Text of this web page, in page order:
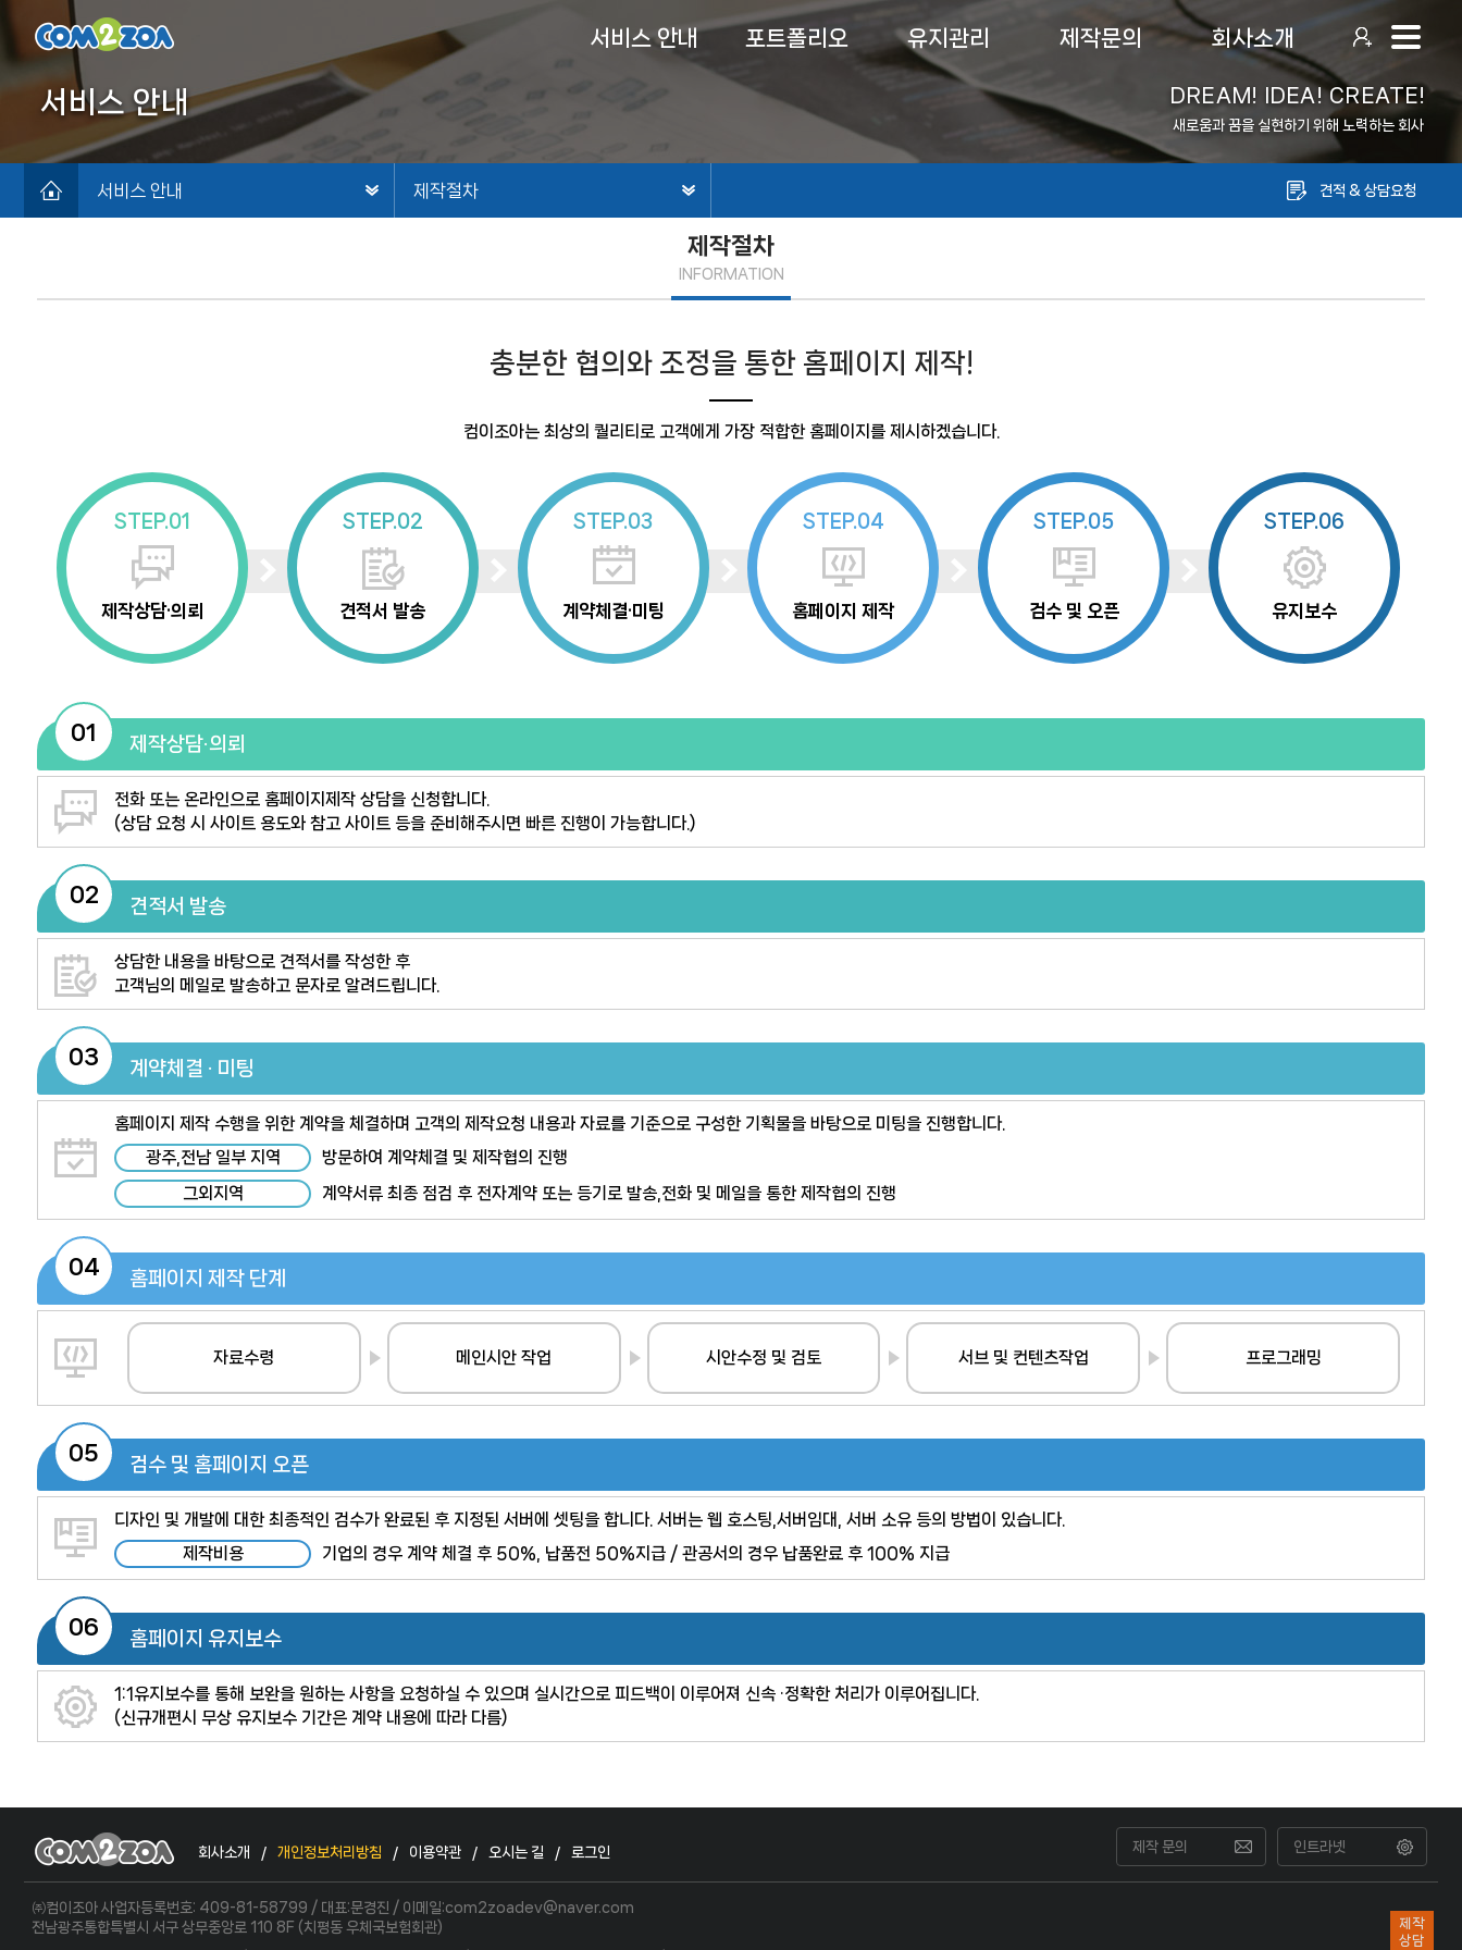
서비스 안내 포트폴리오 유지관리 제작문의 회사소개
DREAM! IDEA! CREATE!
새로움과 꿈을 실현하기 위해 노력하는 회사
서비스 안내
서비스 안내 제작절차 견적 & 상담요청
제작절차
INFORMATION
충분한 협의와 조정을 통한 홈페이지 제작!
컴이조아는 최상의 퀄리티로 고객에게 가장 적합한 홈페이지를 제시하겠습니다.
STEP.01
제작상담·의뢰
STEP.02
견적서 발송
STEP.03
계약체결·미팅
STEP.04
홈페이지 제작
STEP.05
검수 및 오픈
STEP.06
유지보수
01 제작상담·의뢰
전화 또는 온라인으로 홈페이지제작 상담을 신청합니다.
(상담 요청 시 사이트 용도와 참고 사이트 등을 준비해주시면 빠른 진행이 가능합니다.)
02 견적서 발송
상담한 내용을 바탕으로 견적서를 작성한 후
고객님의 메일로 발송하고 문자로 알려드립니다.
03 계약체결 · 미팅
홈페이지 제작 수행을 위한 계약을 체결하며 고객의 제작요청 내용과 자료를 기준으로 구성한 기획물을 바탕으로 미팅을 진행합니다.
광주,전남 일부 지역
방문하여 계약체결 및 제작협의 진행
그외지역
계약서류 최종 점검 후 전자계약 또는 등기로 발송,전화 및 메일을 통한 제작협의 진행
04 홈페이지 제작 단계
자료수령 메인시안 작업 시안수정 및 검토 서브 및 컨텐츠작업 프로그래밍
05 검수 및 홈페이지 오픈
디자인 및 개발에 대한 최종적인 검수가 완료된 후 지정된 서버에 셋팅을 합니다. 서버는 웹 호스팅,서버임대, 서버 소유 등의 방법이 있습니다.
제작비용
기업의 경우 계약 체결 후 50%, 납품전 50%지급 / 관공서의 경우 납품완료 후 100% 지급
06 홈페이지 유지보수
1:1유지보수를 통해 보완을 원하는 사항을 요청하실 수 있으며 실시간으로 피드백이 이루어져 신속 ·정확한 처리가 이루어집니다.
(신규개편시 무상 유지보수 기간은 계약 내용에 따라 다름)
제작
상담
회사소개 개인정보처리방침 이용약관 오시는 길 로그인
㈜컴이조아 사업자등록번호: 409-81-58799 / 대표:문경진 / 이메일:com2zoadev@naver.com
전남광주통합특별시 서구 상무중앙로 110 8F (치평동 우체국보험회관)
제작 문의 인트라넷